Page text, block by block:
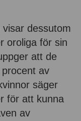
dessutom
oroliga för sin
att de
av
säger
för att kunna
av